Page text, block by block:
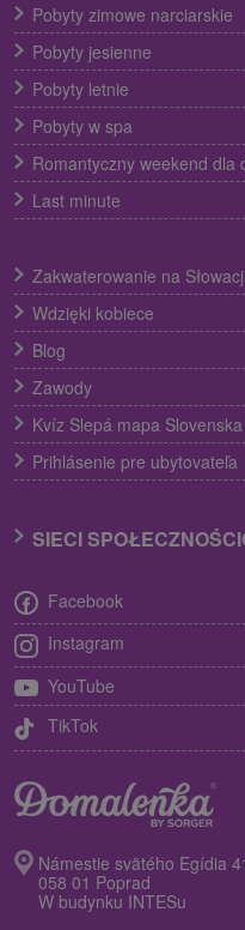
Pobyty zimowe narciarskie
Pobyty jesienne
Pobyty letnie
Pobyty w spa
Romantyczny weekend dla
Last minute
Zakwaterowanie na
Wdzięki kobiece
Blog
Zawody
Kvíz Slepá mapa Slovenska
Prihlásenie pre ubytovateľa
SIECI
Facebook
Instagram
YouTube
TikTok
Námestie svätého Egídia
058 01 Poprad
W budynku INTESu